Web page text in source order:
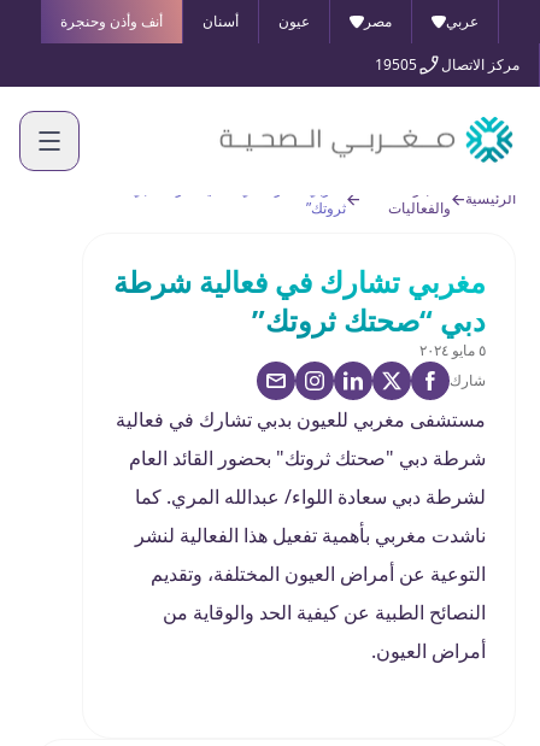
عربي مصر عيون أسنان أنف وأذن وحنجرة
مركز الاتصال 19505
الرئيسية
والفعاليات
ثروتك”
مغربي تشارك في فعالية شرطة
دبي “صحتك ثروتك”
٥ مايو ٢٠٢٤
شارك
مستشفى مغربي للعيون بدبي تشارك في فعالية
شرطة دبي "صحتك ثروتك" بحضور القائد العام
لشرطة دبي سعادة اللواء/ عبدالله المري. كما
ناشدت مغربي بأهمية تفعيل هذا الفعالية لنشر
التوعية عن أمراض العيون المختلفة، وتقديم
النصائح الطبية عن كيفية الحد والوقاية من
أمراض العيون.